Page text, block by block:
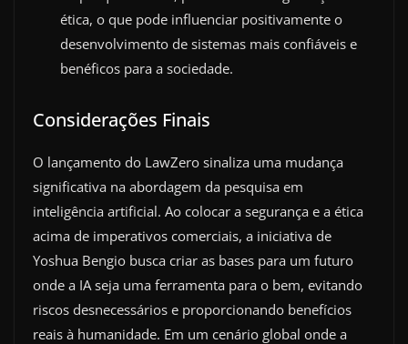
ética, o que pode influenciar positivamente o
desenvolvimento de sistemas mais confiáveis e
benéficos para a sociedade.
Considerações Finais
O lançamento do LawZero sinaliza uma mudança
significativa na abordagem da pesquisa em
inteligência artificial. Ao colocar a segurança e a ética
acima de imperativos comerciais, a iniciativa de
Yoshua Bengio busca criar as bases para um futuro
onde a IA seja uma ferramenta para o bem, evitando
riscos desnecessários e proporcionando benefícios
reais à humanidade. Em um cenário global onde a